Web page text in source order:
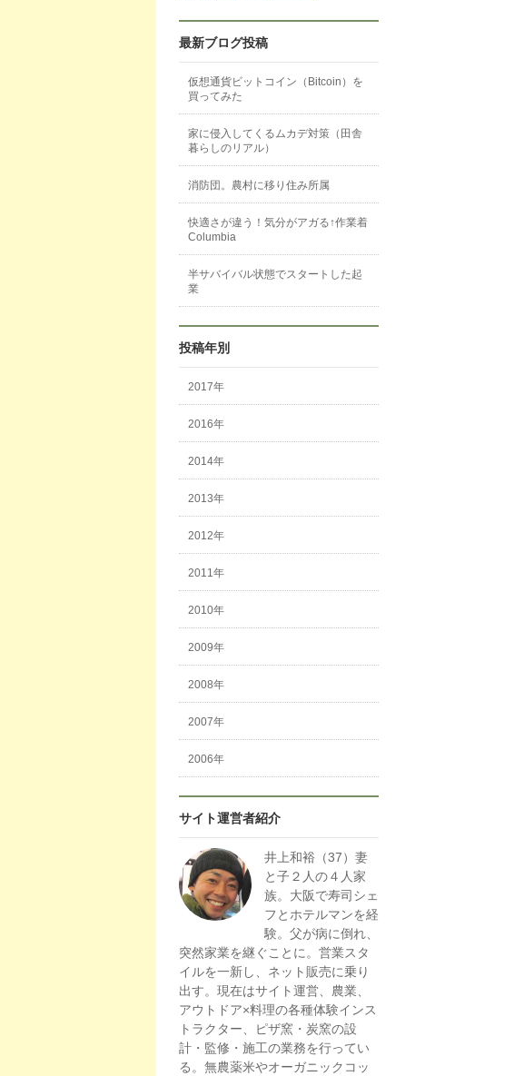
最新ブログ投稿
仮想通貨ビットコイン（Bitcoin）を
買ってみた
家に侵入してくるムカデ対策（田舎
暮らしのリアル）
消防団。農村に移り住み所属
快適さが違う！気分がアガる↑作業着
Columbia
半サバイバル状態でスタートした起
業
投稿年別
2017年
2016年
2014年
2013年
2012年
2011年
2010年
2009年
2008年
2007年
2006年
サイト運営者紹介
井上和裕（37）妻
と子２人の４人家
族。大阪で寿司シェ
フとホテルマンを経
験。父が病に倒れ、
突然家業を継ぐことに。営業スタ
イルを一新し、ネット販売に乗り
出す。現在はサイト運営、農業、
アウトドア×料理の各種体験インス
トラクター、ピザ窯・炭窯の設
計・監修・施工の業務を行ってい
る。無農薬米やオーガニックコッ